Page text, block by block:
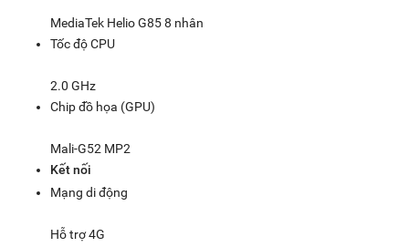
MediaTek Helio G85 8 nhân
Tốc độ CPU
2.0 GHz
Chip đồ họa (GPU)
Mali-G52 MP2
Kết nối
Mạng di động
Hỗ trợ 4G